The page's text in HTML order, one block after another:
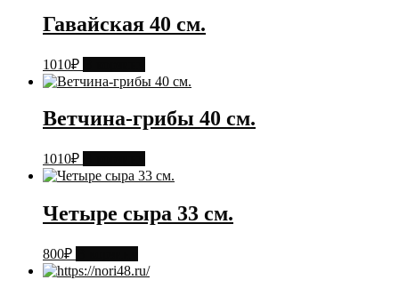
Гавайская 40 см.
1010₽
Ветчина-грибы 40 см.
1010₽
Четыре сыра 33 см.
800₽